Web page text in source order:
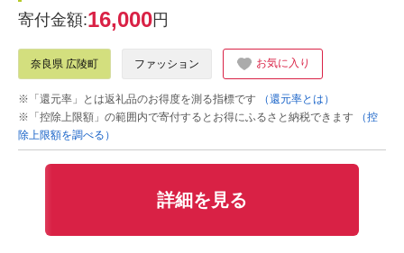
寄付金額:16,000円
奈良県 広陵町 ファッション お気に入り
※「還元率」とは返礼品のお得度を測る指標です
（還元率とは）
※「控除上限額」の範囲内で寄付するとお得にふるさと納税できます
（控
除上限額を調べる）
詳細を見る